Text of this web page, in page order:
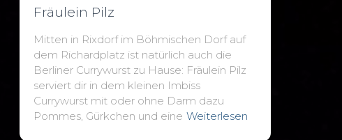
Fräulein Pilz
Mitten in Rixdorf im Böhmischen Dorf auf
dem Richardplatz ist natürlich auch die
Berliner Currywurst zu Hause: Fräulein Pilz
serviert dir in dem kleinen Imbiss
Currywurst mit oder ohne Darm dazu
Pommes, Gürkchen und eine Weiterlesen